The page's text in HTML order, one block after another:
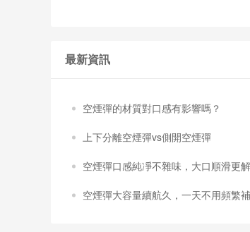
最新資訊
空煙彈的材質對口感有影響嗎？
上下分離空煙彈vs側開空煙彈
空煙彈口感純凈不雜味，大口順滑更
空煙彈大容量續航久，一天不用頻繁